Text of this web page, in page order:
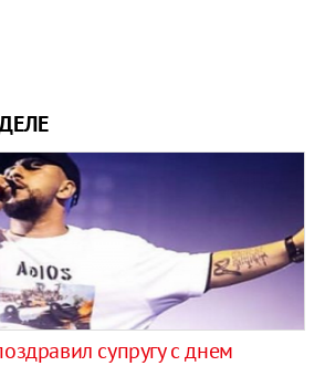
супругу с днем